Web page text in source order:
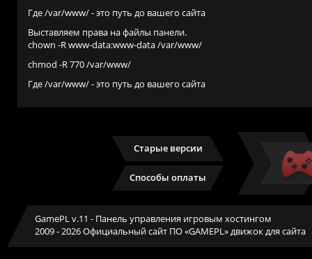
Где /var/www/ - это путь до вашего сайта
Выставляем права на файлы панели.
chown -R www-data:www-data /var/www/
chmod -R 770 /var/www/
Где /var/www/ - это путь до вашего сайта
Старые версии
Способы оплаты
GamePL v.11 - Панель управления игровым хостингом
2009 - 2026 Официальный сайт ПО «GAMEPL» движок для сайта